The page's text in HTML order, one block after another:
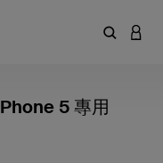
輸入關鍵
登入
5 專用